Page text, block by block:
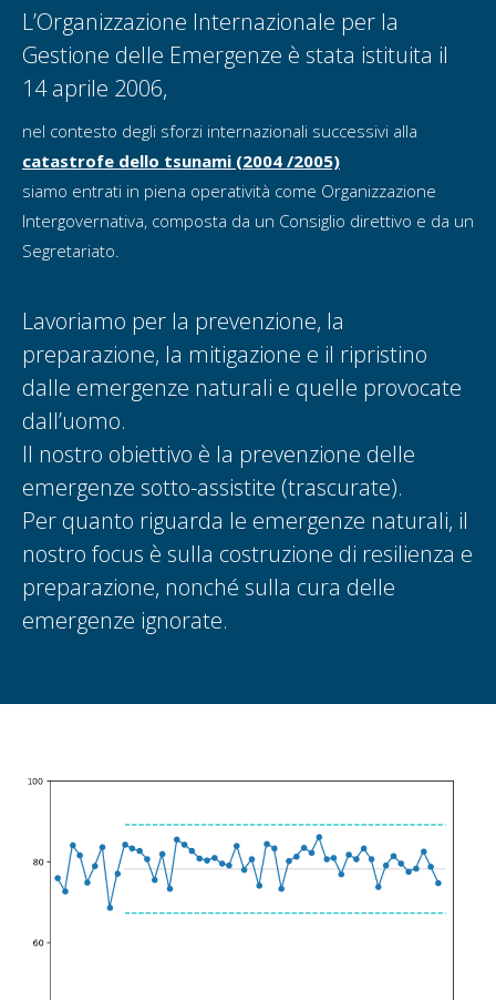
L’Organizzazione Internazionale per la
Gestione delle Emergenze è stata istituita il
14 aprile 2006,
nel contesto degli sforzi internazionali successivi alla
catastrofe dello tsunami (2004 /2005)
siamo entrati in piena operatività come Organizzazione
Intergovernativa, composta da un Consiglio direttivo e da un
Segretariato.
Lavoriamo per la prevenzione, la
preparazione, la mitigazione e il ripristino
dalle emergenze naturali e quelle provocate
dall’uomo.
Il nostro obiettivo è la prevenzione delle
emergenze sotto-assistite (trascurate).
Per quanto riguarda le emergenze naturali, il
nostro focus è sulla costruzione di resilienza e
preparazione, nonché sulla cura delle
emergenze ignorate.